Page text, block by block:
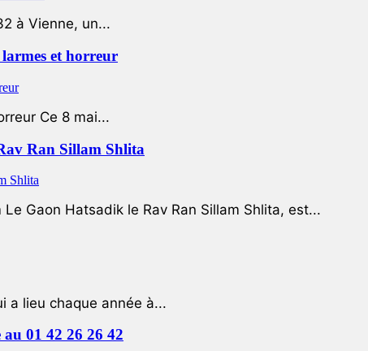
à Vienne, un...
et horreur
Ce 8 mai...
Ran Sillam Shlita
Gaon Hatsadik le Rav Ran Sillam Shlita, est...
a lieu chaque année à...
01 42 26 26 42